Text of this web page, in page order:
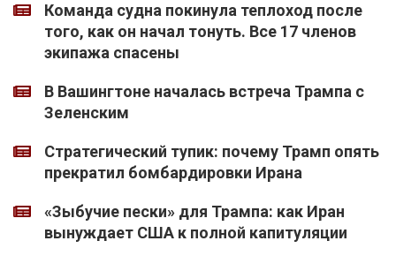
Команда судна покинула теплоход после
того, как он начал тонуть. Все 17 членов
экипажа спасены
В Вашингтоне началась встреча Трампа с
Зеленским
Стратегический тупик: почему Трамп опять
прекратил бомбардировки Ирана
«Зыбучие пески» для Трампа: как Иран
вынуждает США к полной капитуляции